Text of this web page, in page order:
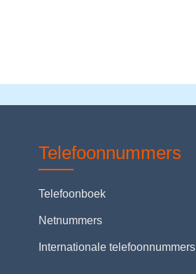
Telefoonnummers
Telefoonboek
Netnummers
Internationale telefoonnummers